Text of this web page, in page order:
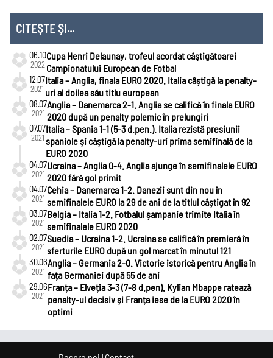
CITEȘTE ȘI...
06.10
2022
Cupa Henri Delaunay, trofeul acordat câştigătoarei
Campionatului European de Fotbal
12.07
2021
Italia – Anglia, finala EURO 2020. Italia câștigă la penalty-
uri al doilea său titlu european
08.07
2021
Anglia – Danemarca 2-1. Anglia se califică în finala EURO
2020 după un penalty polemic în prelungiri
07.07
2021
Italia – Spania 1-1 (5-3 d.pen.). Italia rezistă presiunii
spaniole și câștigă la penalty-uri prima semifinală de la
EURO 2020
04.07
2021
Ucraina – Anglia 0-4. Anglia ajunge în semifinalele EURO
2020 fără gol primit
04.07
2021
Cehia – Danemarca 1-2. Danezii sunt din nou în
semifinalele EURO la 29 de ani de la titlul câștigat în 92
03.07
2021
Belgia – Italia 1-2. Fotbalul șampanie trimite Italia în
semifinalele EURO 2020
02.07
2021
Suedia – Ucraina 1-2. Ucraina se califică în premieră în
sferturile EURO după un gol marcat în minutul 121
30.06
2021
Anglia – Germania 2-0. Victorie istorică pentru Anglia în
fața Germaniei după 55 de ani
29.06
2021
Franța – Elveția 3-3 (7-8 d.pen). Kylian Mbappe ratează
penalty-ul decisiv și Franța iese de la EURO 2020 în
optimi